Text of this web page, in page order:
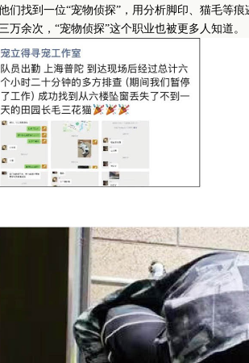
们找到一位“宠物侦探”，用分析脚印、猫毛等
万余次，“宠物侦探”这个职业也被更多人知道。